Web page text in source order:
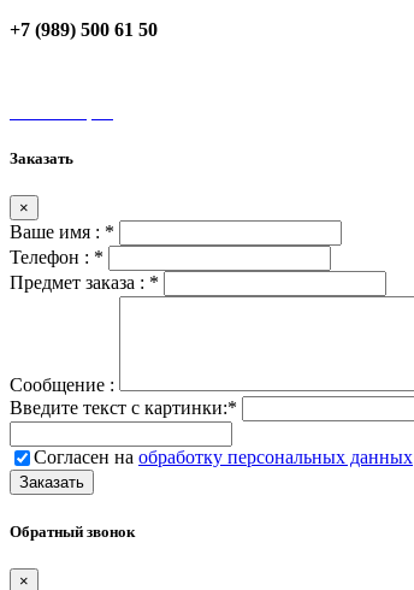
+7 (989) 500 61 50
Заказать
×
Ваше имя : *
Телефон : *
Предмет заказа : *
Сообщение :
Введите текст с картинки:*
Согласен на обработку персональных данных
Обратный звонок
×